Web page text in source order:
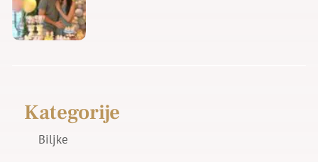
Kategorije
Biljke